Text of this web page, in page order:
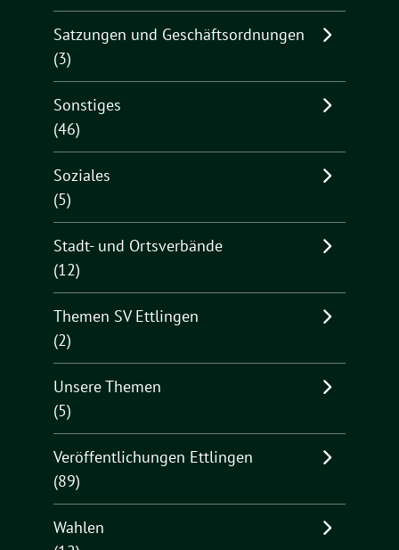
Satzungen und Geschäftsordnungen
(3)
Sonstiges
(46)
Soziales
(5)
Stadt- und Ortsverbände
(12)
Themen SV Ettlingen
(2)
Unsere Themen
(5)
Veröffentlichungen Ettlingen
(89)
Wahlen